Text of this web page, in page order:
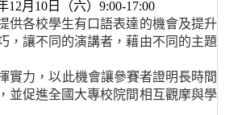
12月10日（六）9:00-17:00
供各校學生有口語表達的機會及提升
，讓不同的演講者，藉由不同的主題
實力，以此機會讓參賽者證明長時間
並促進全國大專校院間相互觀摩與學